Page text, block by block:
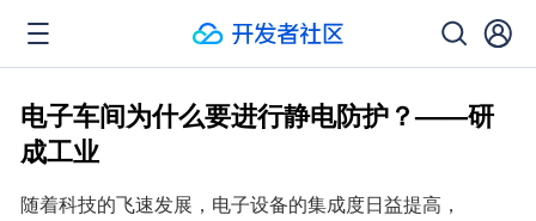
电子车间为什么要进行静电防护？——研
成工业
随着科技的飞速发展，电子设备的集成度日益提高，